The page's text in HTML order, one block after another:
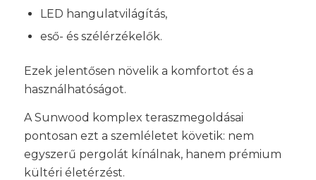
LED hangulatvilágítás,
eső- és szélérzékelők.
Ezek jelentősen növelik a komfortot és a
használhatóságot.
A Sunwood komplex teraszmegoldásai
pontosan ezt a szemléletet követik: nem
egyszerű pergolát kínálnak, hanem prémium
kültéri életérzést.